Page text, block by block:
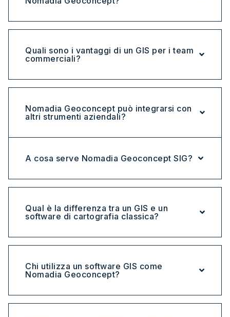
Quali sono i vantaggi di un GIS per i team
commerciali?
Nomadia Geoconcept può integrarsi con
altri strumenti aziendali?
A cosa serve Nomadia Geoconcept SIG?
Qual è la differenza tra un GIS e un
software di cartografia classica?
Chi utilizza un software GIS come
Nomadia Geoconcept?